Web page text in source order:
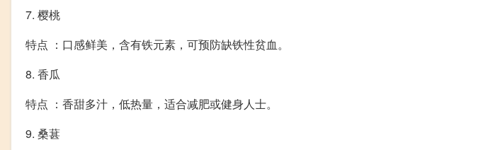
7. 樱桃
特点 ：口感鲜美，含有铁元素，可预防缺铁性贫血。
8. 香瓜
特点 ：香甜多汁，低热量，适合减肥或健身人士。
9. 桑葚